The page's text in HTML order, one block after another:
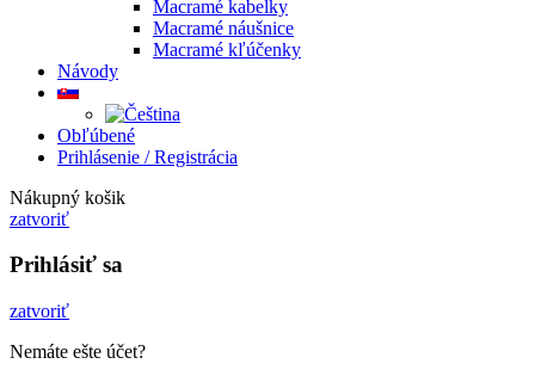
Macramé kabelky
Macramé náušnice
Macramé kľúčenky
Návody
Obľúbené
Prihlásenie / Registrácia
Nákupný košik
zatvoriť
Prihlásiť sa
zatvoriť
Nemáte ešte účet?